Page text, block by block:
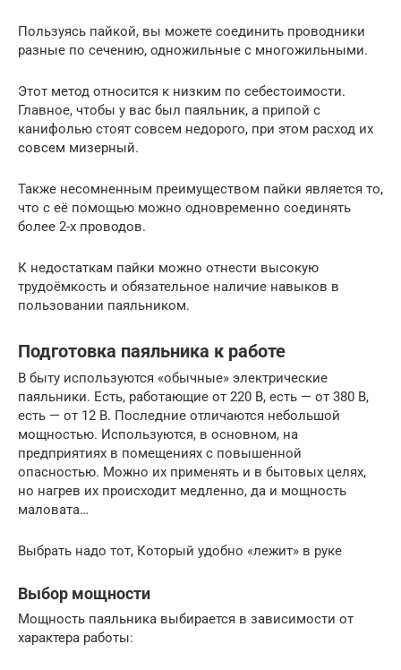
Пользуясь пайкой, вы можете соединить проводники
разные по сечению, одножильные с многожильными.
Этот метод относится к низким по себестоимости.
Главное, чтобы у вас был паяльник, а припой с
канифолью стоят совсем недорого, при этом расход их
совсем мизерный.
Также несомненным преимуществом пайки является то,
что с её помощью можно одновременно соединять
более 2-х проводов.
К недостаткам пайки можно отнести высокую
трудоёмкость и обязательное наличие навыков в
пользовании паяльником.
Подготовка паяльника к работе
В быту используются «обычные» электрические
паяльники. Есть, работающие от 220 В, есть — от 380 В,
есть — от 12 В. Последние отличаются небольшой
мощностью. Используются, в основном, на
предприятиях в помещениях с повышенной
опасностью. Можно их применять и в бытовых целях,
но нагрев их происходит медленно, да и мощность
маловата…
Выбрать надо тот, Который удобно «лежит» в руке
Выбор мощности
Мощность паяльника выбирается в зависимости от
характера работы: